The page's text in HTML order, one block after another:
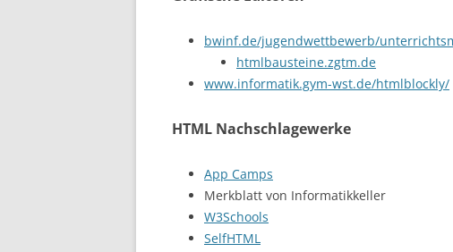
bwinf.de/jugendwettbewerb/
htmlbausteine.zgtm.de
www.informatik.gym-wst.de/htmlblockly/
HTML Nachschlagewerke
App Camps
Merkblatt von Informatikkeller
W3Schools
SelfHTML